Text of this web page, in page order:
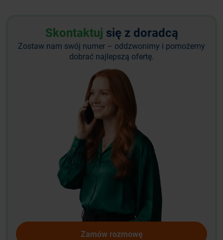
Skontaktuj się z doradcą
Zostaw nam swój numer – oddzwonimy i pomożemy
dobrać najlepszą ofertę.
Zamów rozmowę